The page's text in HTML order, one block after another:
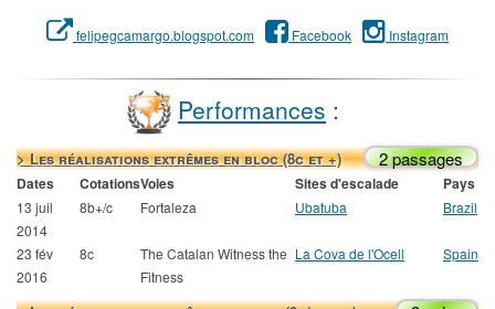
felipegcamargo.blogspot.com Facebook Instagram
Performances :
> Les réalisations extrêmes en bloc (8c et +) 2 passages
Dates CotationsVoies Sites d'escalade Pays
13 juil
2014
8b+/c Fortaleza Ubatuba Brazil
23 fév
2016
8c
The Catalan Witness the
Fitness
La Cova de l'Ocell Spain